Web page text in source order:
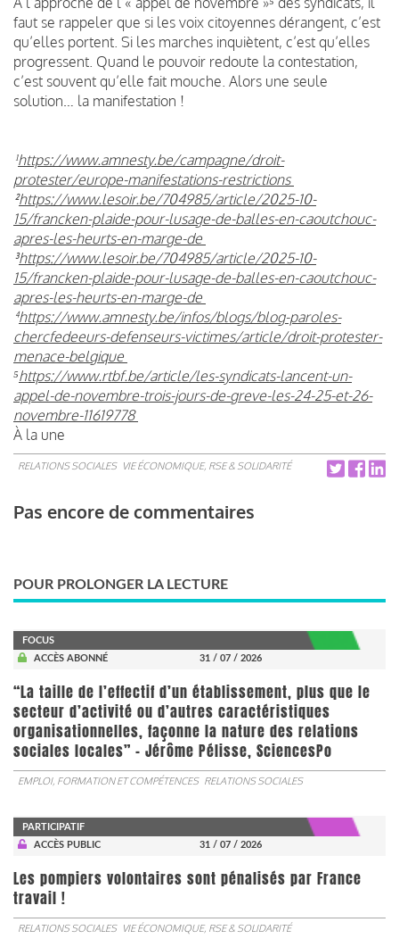
faut se rappeler que si les voix citoyennes dérangent, c’est
qu’elles portent. Si les marches inquiètent, c’est qu’elles
progressent. Quand le pouvoir redoute la contestation,
c’est souvent qu’elle fait mouche. Alors une seule
solution… la manifestation !
¹https://www.amnesty.be/campagne/droit-
protester/europe-manifestations-restrictions
²https://www.lesoir.be/704985/article/2025-10-
15/francken-plaide-pour-lusage-de-balles-en-caoutchouc-
apres-les-heurts-en-marge-de
³https://www.lesoir.be/704985/article/2025-10-
15/francken-plaide-pour-lusage-de-balles-en-caoutchouc-
apres-les-heurts-en-marge-de
⁴https://www.amnesty.be/infos/blogs/blog-paroles-
chercfedeeurs-defenseurs-victimes/article/droit-protester-
menace-belgique
⁵https://www.rtbf.be/article/les-syndicats-lancent-un-
appel-de-novembre-trois-jours-de-greve-les-24-25-et-26-
novembre-11619778
À la une
RELATIONS SOCIALES VIE ÉCONOMIQUE, RSE & SOLIDARITÉ
Pas encore de commentaires
POUR PROLONGER LA LECTURE
FOCUS
ACCÈS ABONNÉ
31 / 07 / 2026
“La taille de l’effectif d’un établissement, plus que le
secteur d’activité ou d’autres caractéristiques
organisationnelles, façonne la nature des relations
sociales locales” - Jérôme Pélisse, SciencesPo
EMPLOI, FORMATION ET COMPÉTENCES RELATIONS SOCIALES
PARTICIPATIF
ACCÈS PUBLIC
31 / 07 / 2026
Les pompiers volontaires sont pénalisés par France
travail !
RELATIONS SOCIALES VIE ÉCONOMIQUE, RSE & SOLIDARITÉ